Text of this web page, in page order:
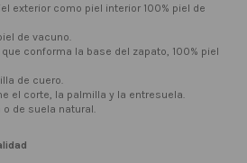
exterior como piel interior 100% piel de
de vacuno.
conforma la base del zapato, 100% piel
de cuero.
el corte, la palmilla y la entresuela.
o de suela natural.